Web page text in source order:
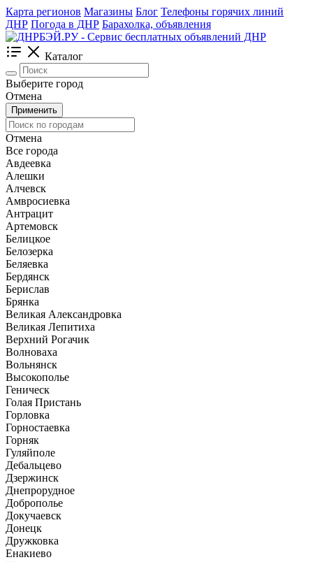
Карта регионов Магазины Блог Телефоны горячих линий
ДНР Погода в ДНР Барахолка, объявления
Каталог
Выберите город
Отмена
Применить
Отмена
Все города
Авдеевка
Алешки
Алчевск
Амвросиевка
Антрацит
Артемовск
Белицкое
Белозерка
Беляевка
Бердянск
Берислав
Брянка
Великая Александровка
Великая Лепитиха
Верхний Рогачик
Волноваха
Вольнянск
Высокополье
Геническ
Голая Пристань
Горловка
Горностаевка
Горняк
Гуляйполе
Дебальцево
Дзержинск
Днепрорудное
Доброполье
Докучаевск
Донецк
Дружковка
Енакиево